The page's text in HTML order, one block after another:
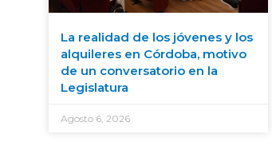
La realidad de los jóvenes y los
alquileres en Córdoba, motivo
de un conversatorio en la
Legislatura
Agosto 6, 2026